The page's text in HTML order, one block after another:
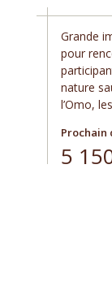
Grande
pour
nature
l’Omo,
Prochain
5